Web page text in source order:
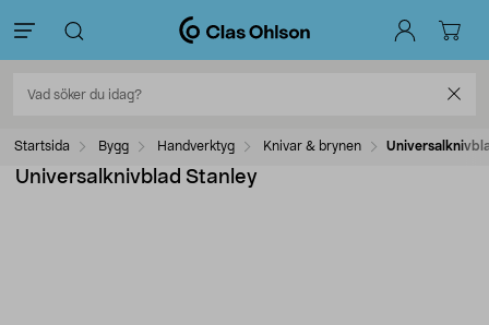
Startsida Bygg Handverktyg Knivar & brynen
Universalknivblad Stanley